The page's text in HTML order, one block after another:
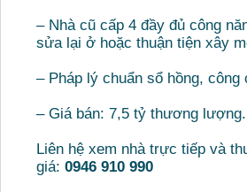
– Nhà cũ cấp 4 đầy đủ công
sửa lại ở hoặc thuận tiện xây
– Pháp lý chuẩn sổ hồng, công
– Giá bán: 7,5 tỷ thương lượng.
Liên hệ xem nhà trực tiếp và
giá: 0946 910 990